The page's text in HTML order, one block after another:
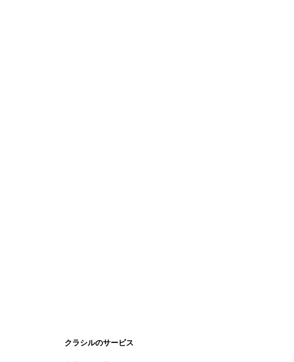
クラシルのサービス